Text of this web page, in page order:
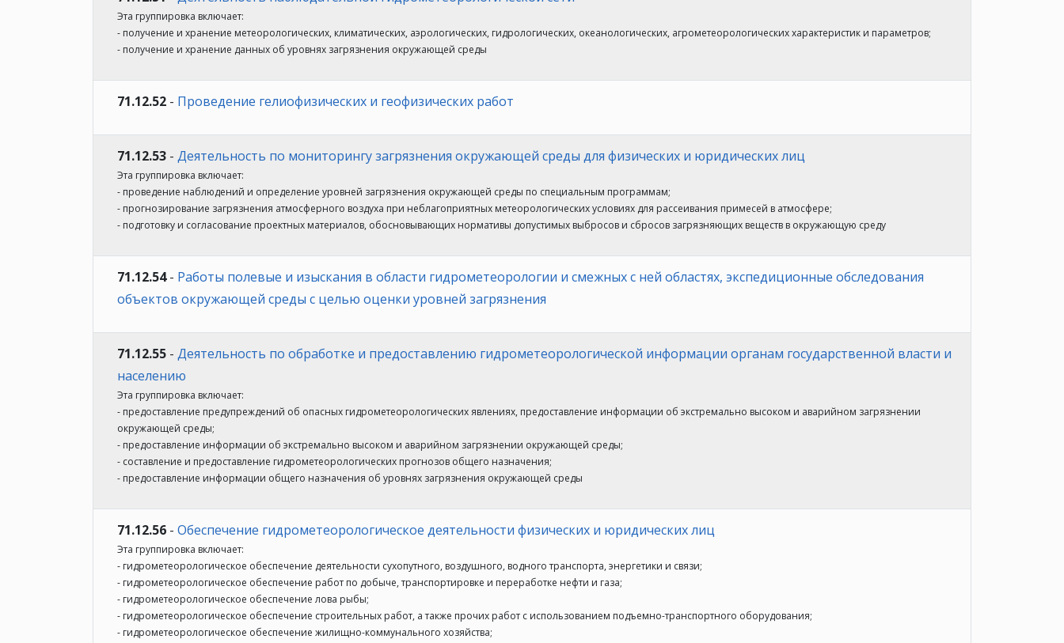
Эта группировка включает:
- получение и хранение метеорологических, климатических, аэрологических, гидрологических, океанологических, агрометеорологических характеристик и параметров;
- получение и хранение данных об уровнях загрязнения окружающей среды
71.12.52 - Проведение гелиофизических и геофизических работ
71.12.53 - Деятельность по мониторингу загрязнения окружающей среды для физических и юридических лиц
Эта группировка включает:
- проведение наблюдений и определение уровней загрязнения окружающей среды по специальным программам;
- прогнозирование загрязнения атмосферного воздуха при неблагоприятных метеорологических условиях для рассеивания примесей в атмосфере;
- подготовку и согласование проектных материалов, обосновывающих нормативы допустимых выбросов и сбросов загрязняющих веществ в окружающую среду
71.12.54- Работы полевые и изыскания в области гидрометеорологии и смежных с ней областях, экспедиционные обследования
объектов окружающей среды с целью оценки уровней загрязнения
71.12.55 - Деятельность по обработке и предоставлению гидрометеорологической информации органам государственной власти и
населению
Эта группировка включает:
- предоставление предупреждений об опасных гидрометеорологических явлениях, предоставление информации об экстремально высоком и аварийном загрязнении
окружающей среды;
- предоставление информации об экстремально высоком и аварийном загрязнении окружающей среды;
- составление и предоставление гидрометеорологических прогнозов общего назначения;
- предоставление информации общего назначения об уровнях загрязнения окружающей среды
71.12.56 - Обеспечение гидрометеорологическое деятельности физических и юридических лиц
Эта группировка включает:
- гидрометеорологическое обеспечение деятельности сухопутного, воздушного, водного транспорта, энергетики и связи;
- гидрометеорологическое обеспечение работ по добыче, транспортировке и переработке нефти и газа;
- гидрометеорологическое обеспечение лова рыбы;
- гидрометеорологическое обеспечение строительных работ, а также прочих работ с использованием подъемно-транспортного оборудования;
- гидрометеорологическое обеспечение жилищно-коммунального хозяйства;